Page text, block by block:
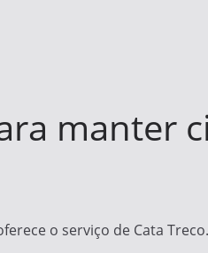
manter
o serviço de Cata Treco.